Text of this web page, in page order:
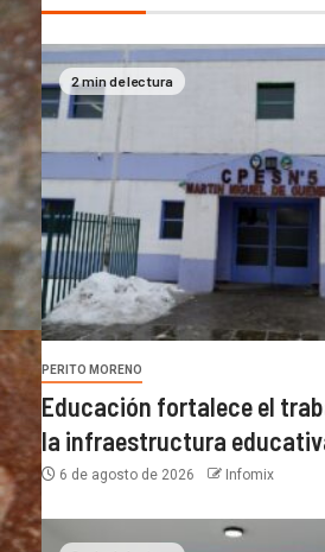
2 min de lectura
PERITO MORENO
Educación fortalece el
la infraestructura
6 de agosto de 2026 Infomix